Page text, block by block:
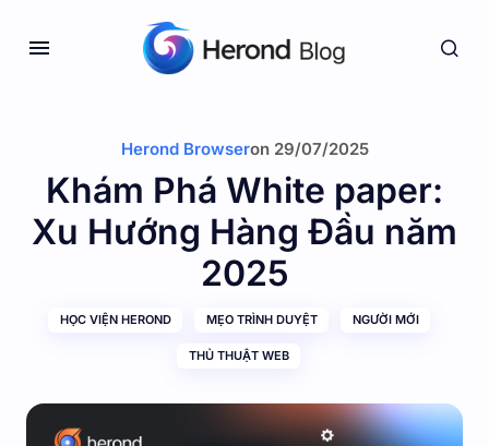
Herond Browseron 29/07/2025
Khám Phá White paper:
Xu Hướng Hàng Đầu năm
2025
HỌC VIỆN HEROND MẸO TRÌNH DUYỆT NGƯỜI MỚI
THỦ THUẬT WEB